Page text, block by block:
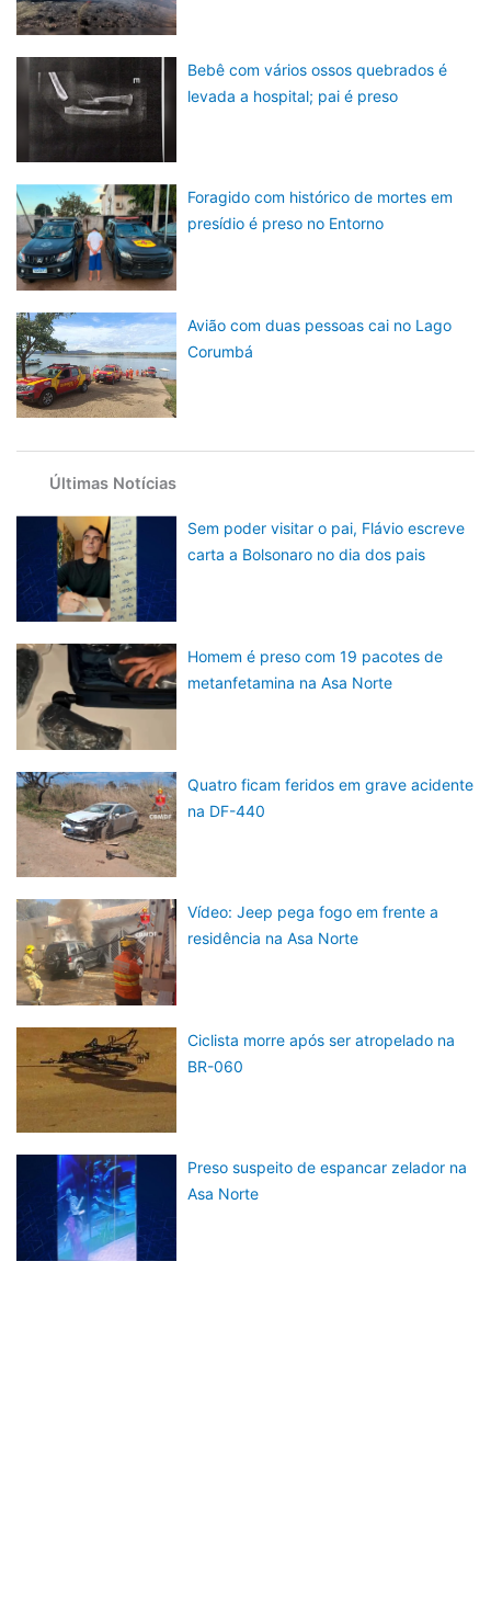
Bebê com vários ossos quebrados é
levada a hospital; pai é preso
Foragido com histórico de mortes em
presídio é preso no Entorno
Avião com duas pessoas cai no Lago
Corumbá
Últimas Notícias
Sem poder visitar o pai, Flávio escreve
carta a Bolsonaro no dia dos pais
Homem é preso com 19 pacotes de
metanfetamina na Asa Norte
Quatro ficam feridos em grave acidente
na DF-440
Vídeo: Jeep pega fogo em frente a
residência na Asa Norte
Ciclista morre após ser atropelado na
BR-060
Preso suspeito de espancar zelador na
Asa Norte